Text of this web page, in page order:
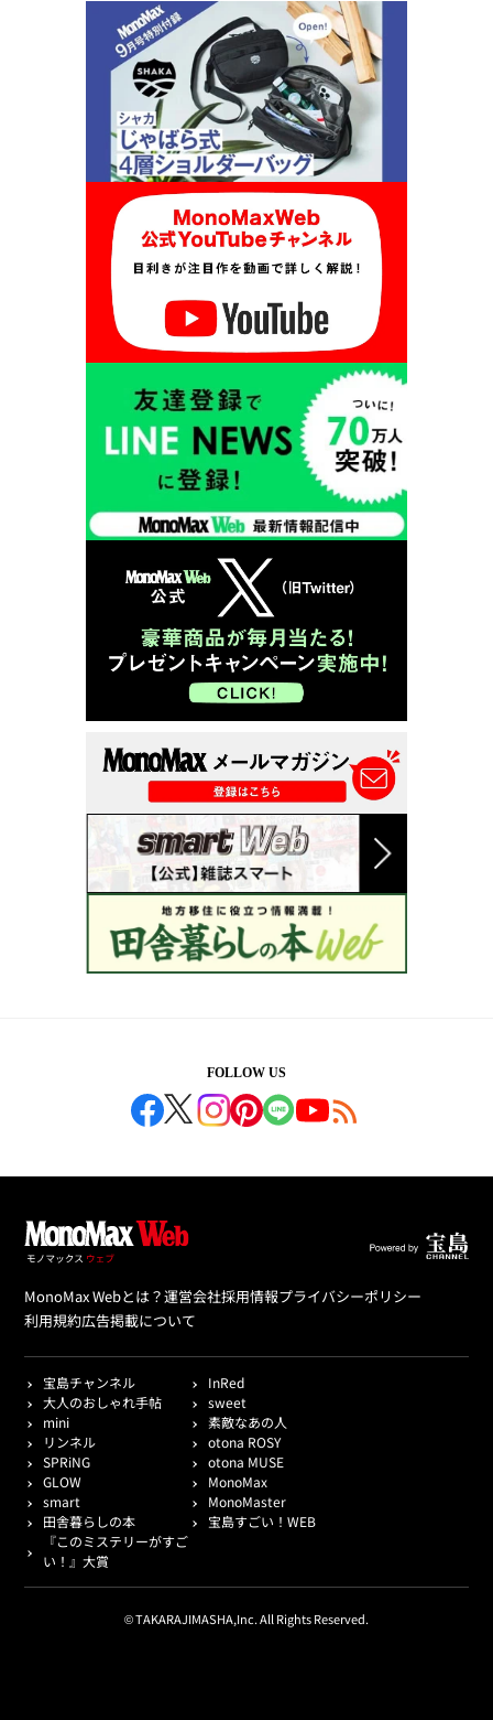
FOLLOW US
MonoMax Webとは？運営会社採用情報プライバシーポリシー
利用規約広告掲載について
宝島チャンネル
InRed
大人のおしゃれ手帖
sweet
mini
素敵なあの人
リンネル
otona ROSY
SPRiNG
otona MUSE
GLOW
MonoMax
smart
MonoMaster
田舎暮らしの本
宝島すごい！WEB
『このミステリーがすご
い！』大賞
© TAKARAJIMASHA,Inc. All Rights Reserved.